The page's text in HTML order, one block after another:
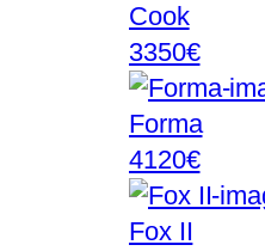
Cook
3350€
Forma
4120€
Fox II